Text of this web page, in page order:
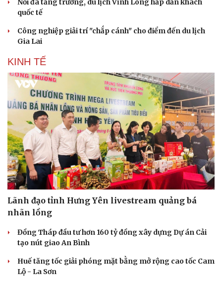
Nối đà tăng trưởng, du lịch Vĩnh Long hấp dẫn khách
quốc tế
Công nghiệp giải trí "chắp cánh" cho điểm đến du lịch
Gia Lai
KINH TẾ
Lãnh đạo tỉnh Hưng Yên livestream quảng bá
nhãn lồng
Đồng Tháp đầu tư hơn 160 tỷ đồng xây dựng Dự án Cải
tạo nút giao An Bình
Huế tăng tốc giải phóng mặt bằng mở rộng cao tốc Cam
Lộ - La Sơn